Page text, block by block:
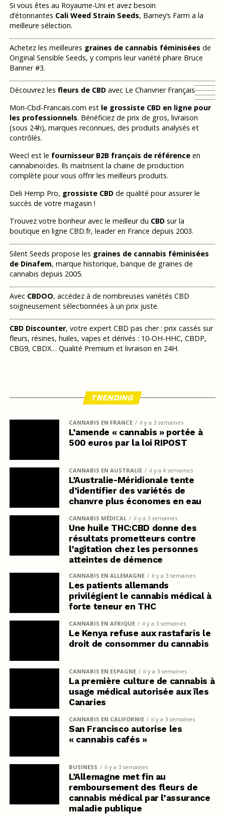
Si vous êtes au Royaume-Uni et avez besoin
d’étonnantes Cali Weed Strain Seeds, Barney’s Farm a la
meilleure sélection.
Achetez les meilleures graines de cannabis féminisées de
Original Sensible Seeds, y compris leur variété phare Bruce
Banner #3.
Découvrez les fleurs de CBDavec Le Chanvrier Français
Mon-Cbd-Francais.com est le grossiste CBD en ligne pour
les professionnels. Bénéficiez de prix de gros, livraison
(sous 24h), marques reconnues, des produits analysés et
contrôlés.
Weecl est le fournisseur B2B français de référenceen
cannabinoïdes. Ils maitrisent la chaine de production
complète pour vous offrir les meilleurs produits.
Deli Hemp Pro, grossiste CBDde qualité pour assurer le
succès de votre magasin !
Trouvez votre bonheur avec le meilleur du CBDsur la
boutique en ligne CBD.fr, leader en France depuis 2003.
Silent Seeds propose les graines de cannabis féminisées
de Dinafem, marque historique, banque de graines de
cannabis depuis 2005.
Avec CBDOO, accédez à de nombreuses variétés CBD
soigneusement sélectionnées à un prix juste.
CBD Discounter, votre expert CBD pas cher : prix cassés sur
fleurs, résines, huiles, vapes et dérivés : 10-OH-HHC, CBDP,
CBG9, CBDX… Qualité Premium et livraison en 24H.
TRENDING
CANNABIS EN FRANCE il y a 3 semaines
L’amende « cannabis » portée à
500 euros par la loi RIPOST
CANNABIS EN AUSTRALIE il y a 4 semaines
L’Australie-Méridionale tente
d’identifier des variétés de
chanvre plus économes en eau
CANNABIS MÉDICAL il y a 3 semaines
Une huile THC:CBD donne des
résultats prometteurs contre
l’agitation chez les personnes
atteintes de démence
CANNABIS EN ALLEMAGNE il y a 3 semaines
Les patients allemands
privilégient le cannabis médical à
forte teneur en THC
CANNABIS EN AFRIQUE il y a 3 semaines
Le Kenya refuse aux rastafaris le
droit de consommer du cannabis
CANNABIS EN ESPAGNE il y a 3 semaines
La première culture de cannabis à
usage médical autorisée aux îles
Canaries
CANNABIS EN CALIFORNIE il y a 3 semaines
San Francisco autorise les
« cannabis cafés »
BUSINESS il y a 3 semaines
L’Allemagne met fin au
remboursement des fleurs de
cannabis médical par l’assurance
maladie publique